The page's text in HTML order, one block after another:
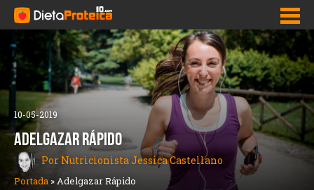
Inicio
Adelgazar Rápido
Dietas para bajar de peso
Pastillas para adelgazar y bajar de peso
10-05-2019
ADELGAZAR RÁPIDO
Por Nutricionista Jessica Castellano
Portada »Adelgazar Rápido